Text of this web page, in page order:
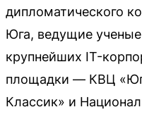
дипломатического
Юга, ведущие
крупнейших IT-
площадки — КВЦ
Классик» и